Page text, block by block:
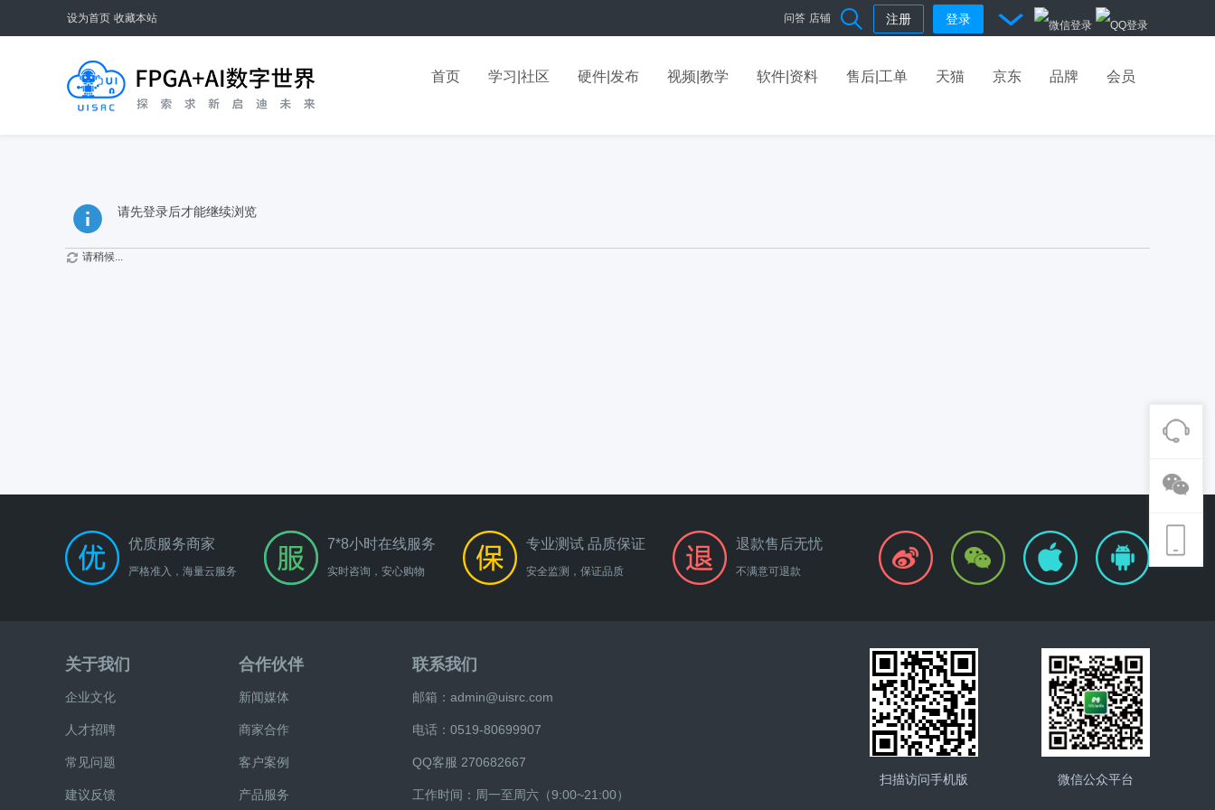
设为首页 收藏本站 问答 店铺 注册 登录
首页 学习|社区 硬件|发布 视频|教学 软件|资料 售后|工单 天猫 京东 品牌 会员
请先登录后才能继续浏览
请稍候...
优质服务商家
严格准入，海量云服务
7*8小时在线服务
实时咨询，安心购物
专业测试 品质保证
安全监测，保证品质
退款售后无忧
不满意可退款
关于我们
企业文化
人才招聘
常见问题
建议反馈
合作伙伴
新闻媒体
商家合作
客户案例
产品服务
联系我们
邮箱：admin@uisrc.com
电话：0519-80699907
QQ客服 270682667
工作时间：周一至周六（9:00~21:00）
微信公众平台
扫描访问手机版